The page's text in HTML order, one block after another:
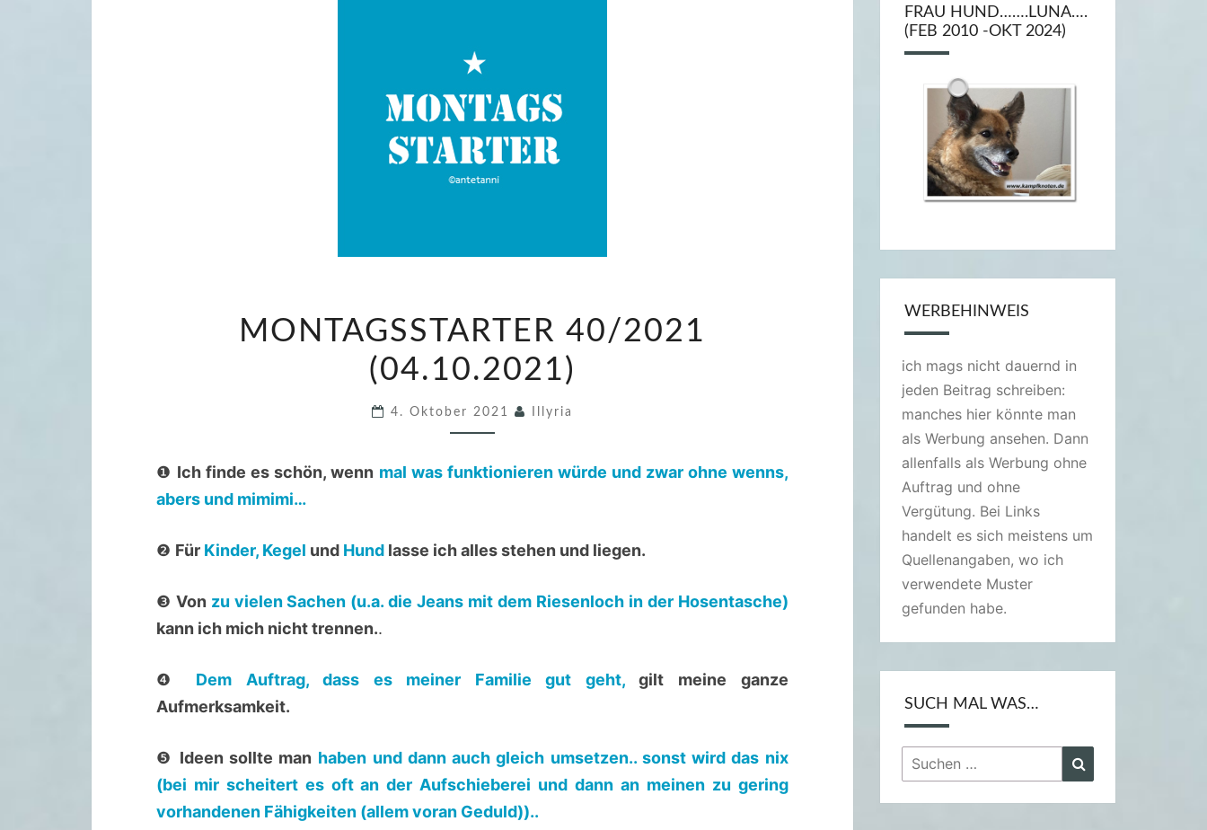
O
N
A
S
A
T
4
2
0
2
MONTAGSSTARTER 40/2021
(04.10.2021)
4. Oktober 2021 Illyria
❶ Ich finde es schön, wenn mal was funktionieren würde und zwar ohne wenns,
abers und mimimi…
❷ Für Kinder, Kegel und Hund lasse ich alles stehen und liegen.
❸ Von zu vielen Sachen (u.a. die Jeans mit dem Riesenloch in der Hosentasche)
kann ich mich nicht trennen..
❹ Dem Auftrag, dass es meiner Familie gut geht,gilt meine ganze
Aufmerksamkeit.
❺ Ideen sollte man haben und dann auch gleich umsetzen.. sonst wird das nix
(bei mir scheitert es oft an der Aufschieberei und dann an meinen zu gering
vorhandenen Fähigkeiten (allem voran Geduld))..
FRAU HUND…….LUNA….
(FEB 2010 -OKT 2024)
WERBEHINWEIS
ich mags nicht dauernd in
jeden Beitrag schreiben:
manches hier könnte man
als Werbung ansehen. Dann
allenfalls als Werbung ohne
Auftrag und ohne
Vergütung. Bei Links
handelt es sich meistens um
Quellenangaben, wo ich
verwendete Muster
gefunden habe.
SUCH MAL WAS…
Suchen
nach: